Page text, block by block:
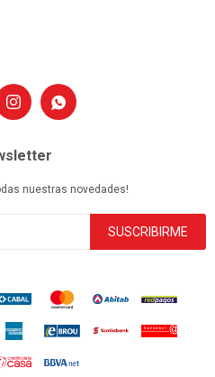
 
nuestras novedades!
SUSCRIBIRME